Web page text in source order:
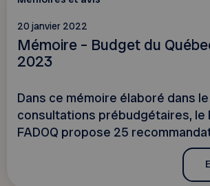
20 janvier 2022
Mémoire – Budget du
2023
Dans ce mémoire élaboré dans
consultations prébudgétaires, le
FADOQ propose 25